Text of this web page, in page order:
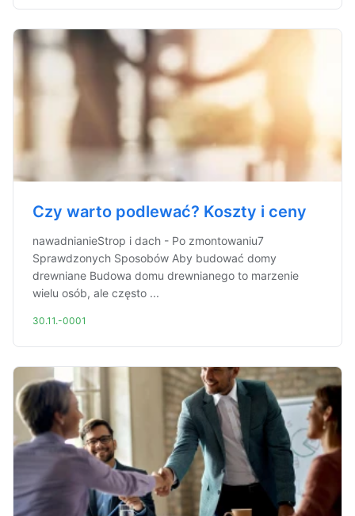
Czy warto podlewać? Koszty i ceny
nawadnianieStrop i dach - Po zmontowaniu7
Sprawdzonych Sposobów Aby budować domy
drewniane Budowa domu drewnianego to marzenie
wielu osób, ale często ...
30.11.-0001